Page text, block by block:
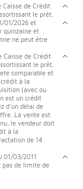
Caisse de Crédit
le prêt.
01/2026 et
quinzaine et
ne peut être
Caisse de Crédit
le prêt.
comparable et
à la
(avec ou
est un crédit
d'un délai de
La vente est
le vendeur doit
à la
de 14
01/03/2011
pas de limite de